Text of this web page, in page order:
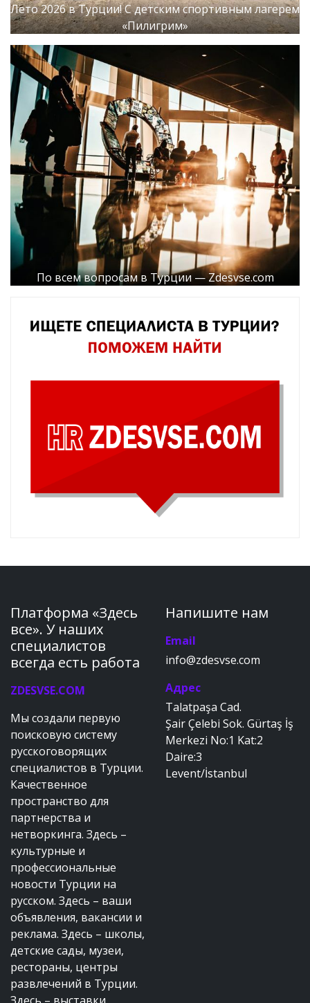
Лето 2026 в Турции! С детским спортивным лагерем
«Пилигрим»
По всем вопросам в Турции — Zdesvse.com
Платформа «Здесь
все». У наших
специалистов
всегда есть работа
ZDESVSE.COM
Мы создали первую
поисковую систему
русскоговорящих
специалистов в Турции.
Качественное
пространство для
партнерства и
нетворкинга. Здесь –
культурные и
профессиональные
новости Турции на
русском. Здесь – ваши
объявления, вакансии и
реклама. Здесь – школы,
детские сады, музеи,
рестораны, центры
развлечений в Турции.
Напишите нам
Email
info@zdesvse.com
Адрес
Talatpaşa Cad.
Şair Çelebi Sok. Gürtaş İş
Merkezi No:1 Kat:2
Daire:3
Levent/İstanbul